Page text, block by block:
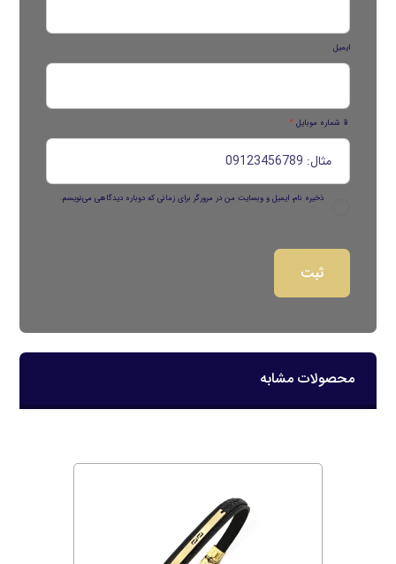
ایمیل
📱 شماره موبایل *
ذخیره نام، ایمیل و وبسایت من در مرورگر برای زمانی که دوباره دیدگاهی می‌نویسم.
محصولات مشابه